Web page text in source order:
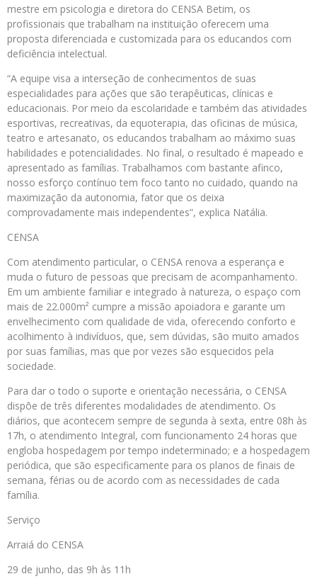
mestre em psicologia e diretora do CENSA Betim, os
profissionais que trabalham na instituição oferecem uma
proposta diferenciada e customizada para os educandos com
deficiência intelectual.
“A equipe visa a interseção de conhecimentos de suas
especialidades para ações que são terapêuticas, clínicas e
educacionais. Por meio da escolaridade e também das atividades
esportivas, recreativas, da equoterapia, das oficinas de música,
teatro e artesanato, os educandos trabalham ao máximo suas
habilidades e potencialidades. No final, o resultado é mapeado e
apresentado as famílias. Trabalhamos com bastante afinco,
nosso esforço contínuo tem foco tanto no cuidado, quando na
maximização da autonomia, fator que os deixa
comprovadamente mais independentes”, explica Natália.
CENSA
Com atendimento particular, o CENSA renova a esperança e
muda o futuro de pessoas que precisam de acompanhamento.
Em um ambiente familiar e integrado à natureza, o espaço com
mais de 22.000m² cumpre a missão apoiadora e garante um
envelhecimento com qualidade de vida, oferecendo conforto e
acolhimento à indivíduos, que, sem dúvidas, são muito amados
por suas famílias, mas que por vezes são esquecidos pela
sociedade.
Para dar o todo o suporte e orientação necessária, o CENSA
dispõe de três diferentes modalidades de atendimento. Os
diários, que acontecem sempre de segunda à sexta, entre 08h às
17h, o atendimento Integral, com funcionamento 24 horas que
engloba hospedagem por tempo indeterminado; e a hospedagem
periódica, que são especificamente para os planos de finais de
semana, férias ou de acordo com as necessidades de cada
família.
Serviço
Arraiá do CENSA
29 de junho, das 9h às 11h